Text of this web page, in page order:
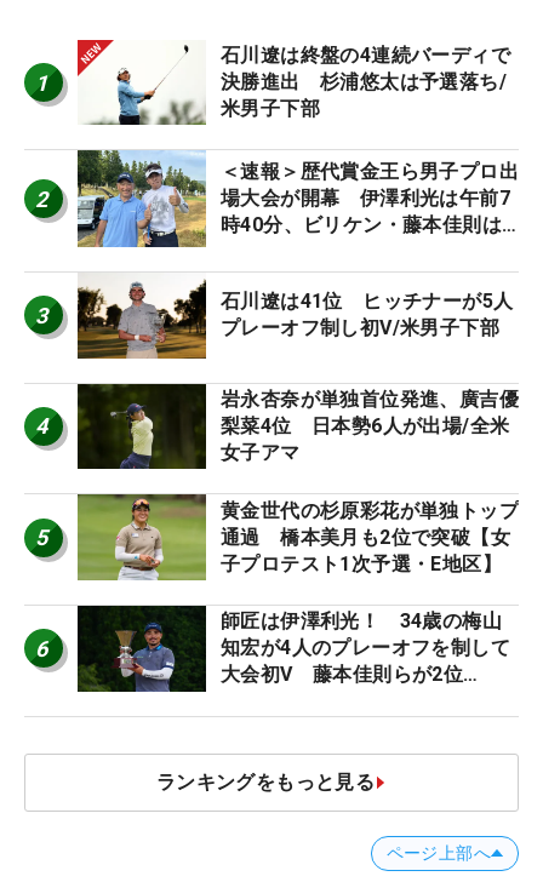
1
石川遼は終盤の4連続バーディで
決勝進出 杉浦悠太は予選落ち/
米男子下部
2
＜速報＞歴代賞金王ら男子プロ出
場大会が開幕 伊澤利光は午前7
時40分、ビリケン・藤本佳則は
STAGE JOYX OPEN】
3
石川遼は41位 ヒッチナーが5人
プレーオフ制し初V/米男子下部
4
岩永杏奈が単独首位発進、廣吉優
梨菜4位 日本勢6人が出場/全米
女子アマ
5
黄金世代の杉原彩花が単独トップ
通過 橋本美月も2位で突破【女
子プロテスト1次予選・E地区】
6
師匠は伊澤利光！ 34歳の梅山
知宏が4人のプレーオフを制して
大会初V 藤本佳則らが2位
ランキングをもっと見る
ページ上部へ